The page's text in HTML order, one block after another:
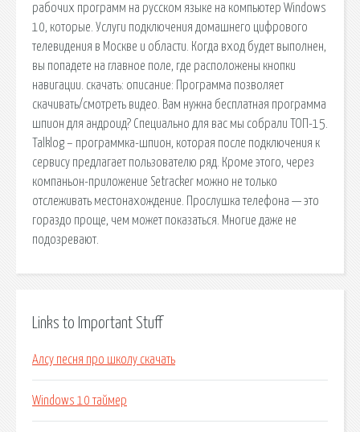
рабочих программ на русском языке на компьютер Windows
10, которые. Услуги подключения домашнего цифрового
телевидения в Москве и области. Когда вход будет выполнен,
вы попадете на главное поле, где расположены кнопки
навигации. скачать: описание: Программа позволяет
скачивать/смотреть видео. Вам нужна бесплатная программа
шпион для андроид? Специально для вас мы собрали ТОП-15.
Talklog – программка-шпион, которая после подключения к
сервису предлагает пользователю ряд. Кроме этого, через
компаньон-приложение Setracker можно не только
отслеживать местонахождение. Прослушка телефона — это
гораздо проще, чем может показаться. Многие даже не
подозревают.
Links to Important Stuff
Алсу песня про школу скачать
Windows 10 таймер